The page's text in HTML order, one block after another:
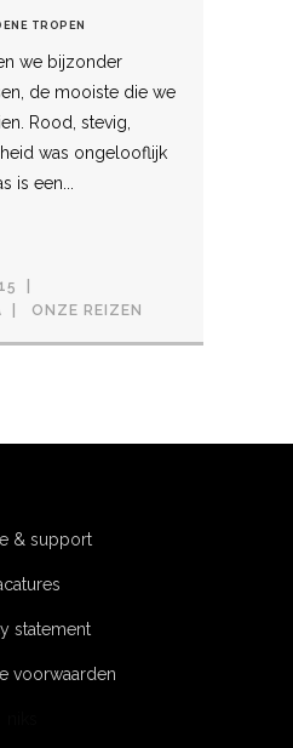
TROPEN
we bijzonder
de mooiste die we
Rood, stevig,
was ongelooflijk
is een...
ONZE REIZEN
& support
statement
voorwaarden